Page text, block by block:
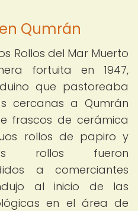
Qumrán
Rollos del Mar Muerto
fortuita en 1947,
que pastoreaba
cercanas a Qumrán
frascos de cerámica
rollos de papiro y
rollos fueron
a comerciantes
al inicio de las
en el área de